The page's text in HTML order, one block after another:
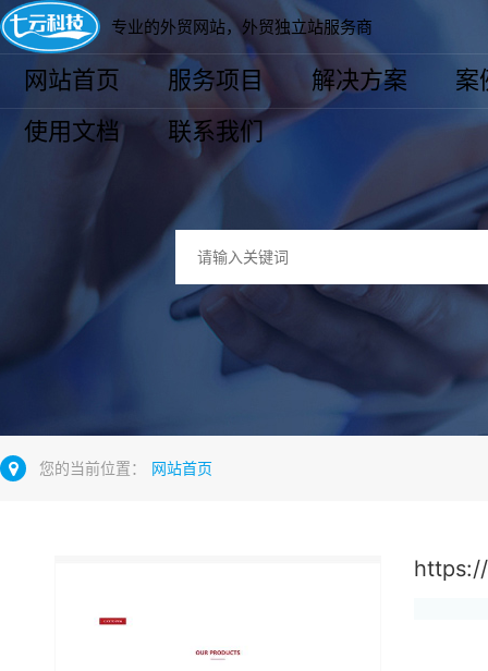
专业的外贸网站，外贸独立站服务商
网站首页 服务项目 解决方案
案
使用文档
联系我们
您的当前位置： 网站首页